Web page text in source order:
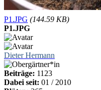
P1.JPG (144.59 KB)
P1.JPG
Dieter Hermann
Beiträge: 1123
Dabei seit: 01 / 2010